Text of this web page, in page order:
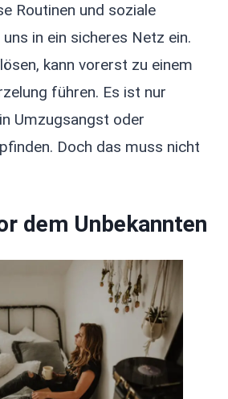
Routinen und soziale
in ein sicheres Netz ein.
kann vorerst zu einem
führen. Es ist nur
Umzugsangst oder
Doch das muss nicht
dem Unbekannten